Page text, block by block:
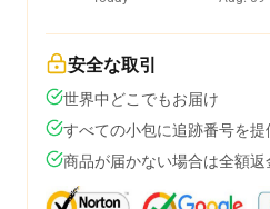
安全な取引
世界中どこでもお届け
すべての小包に追跡番号を提
商品が届かない場合は全額返